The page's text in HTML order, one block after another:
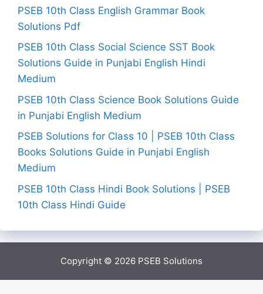
PSEB 10th Class English Grammar Book
Solutions Pdf
PSEB 10th Class Social Science SST Book
Solutions Guide in Punjabi English Hindi
Medium
PSEB 10th Class Science Book Solutions Guide
in Punjabi English Medium
PSEB Solutions for Class 10 | PSEB 10th Class
Books Solutions Guide in Punjabi English
Medium
PSEB 10th Class Hindi Book Solutions | PSEB
10th Class Hindi Guide
Copyright © 2026 PSEB Solutions